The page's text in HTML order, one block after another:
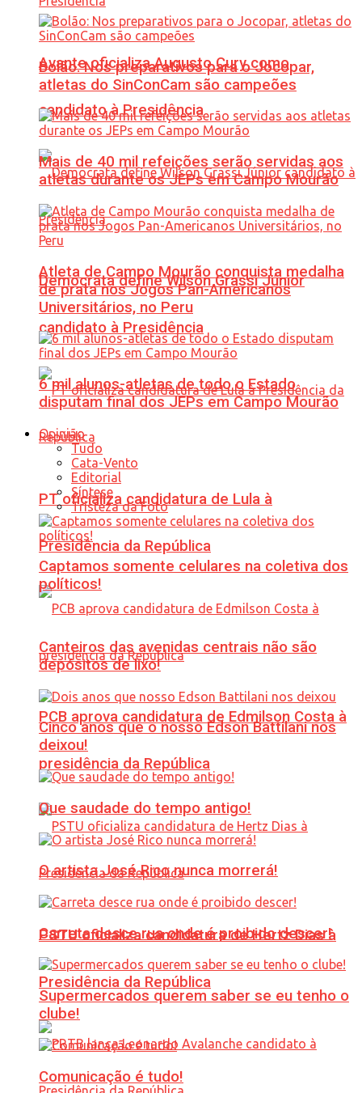
Avante oficializa Augusto Cury como
candidato à Presidência
Democrata define Wilson Grassi Júnior
candidato à Presidência
PT oficializa candidatura de Lula à
Presidência da República
PCB aprova candidatura de Edmilson Costa à
presidência da República
PSTU oficializa candidatura de Hertz Dias à
Presidência da República
Bolão: Nos preparativos para o Jocopar,
atletas do SinConCam são campeões
Mais de 40 mil refeições serão servidas aos
atletas durante os JEPs em Campo Mourão
Atleta de Campo Mourão conquista medalha
de prata nos Jogos Pan-Americanos
Universitários, no Peru
6 mil alunos-atletas de todo o Estado
disputam final dos JEPs em Campo Mourão
Opinião
Tudo
Cata-Vento
Editorial
Síntese
Tristeza da Foto
Captamos somente celulares na coletiva dos
políticos!
Canteiros das avenidas centrais não são
depósitos de lixo!
Cinco anos que o nosso Edson Battilani nos
deixou!
Que saudade do tempo antigo!
O artista José Rico nunca morrerá!
Carreta desce rua onde é proibido descer!
Supermercados querem saber se eu tenho o
clube!
Comunicação é tudo!